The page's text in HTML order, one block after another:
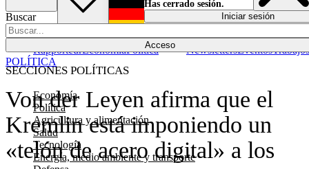
Buscar
Acceso
SECCIONES POLÍTICAS
Economía
Política
Agricultura y alimentación
Salud
Tecnología
Energía, medio ambiente y transporte
RapporteurEconomíaPolítica NewslettersEventosTrabajos
Has cerrado sesión.
Iniciar sesión
Von der Leyen afirma que el
Kremlin está imponiendo un
«telón de acero digital» a los
POLÍTICA